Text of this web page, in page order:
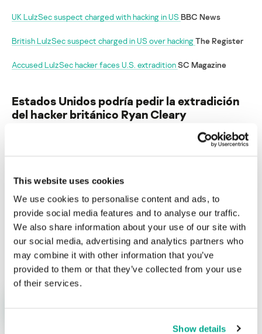
This website uses cookies
We use cookies to personalise content and ads, to
provide social media features and to analyse our traffic.
We also share information about your use of our site with
our social media, advertising and analytics partners who
may combine it with other information that you’ve
provided to them or that they’ve collected from your use
of their services.
Show details
UK LulzSec suspect charged with hacking in US BBC News
British LulzSec suspect charged in US over hackingThe Register
Accused LulzSec hacker faces U.S. extraditionSC Magazine
Estados Unidos podría pedir la extradición
del hacker británico Ryan Cleary
Su dirección de correo electrónico no será publicada. Los
Nombre* Correo electrónico*